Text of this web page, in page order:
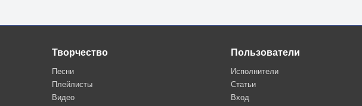
Творчество
Песни
Плейлисты
Видео
Пользователи
Исполнители
Статьи
Вход